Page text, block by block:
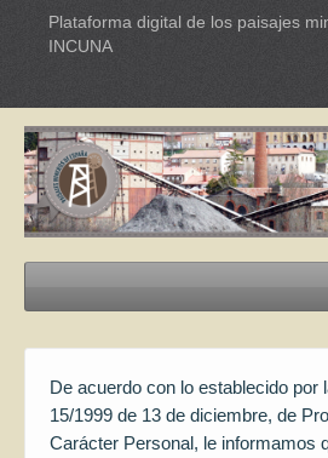
Plataforma digital de los paisajes
INCUNA
Itinerarios Turísticos
De acuerdo con lo establecido por
15/1999 de 13 de diciembre, de
Carácter Personal, le informamos